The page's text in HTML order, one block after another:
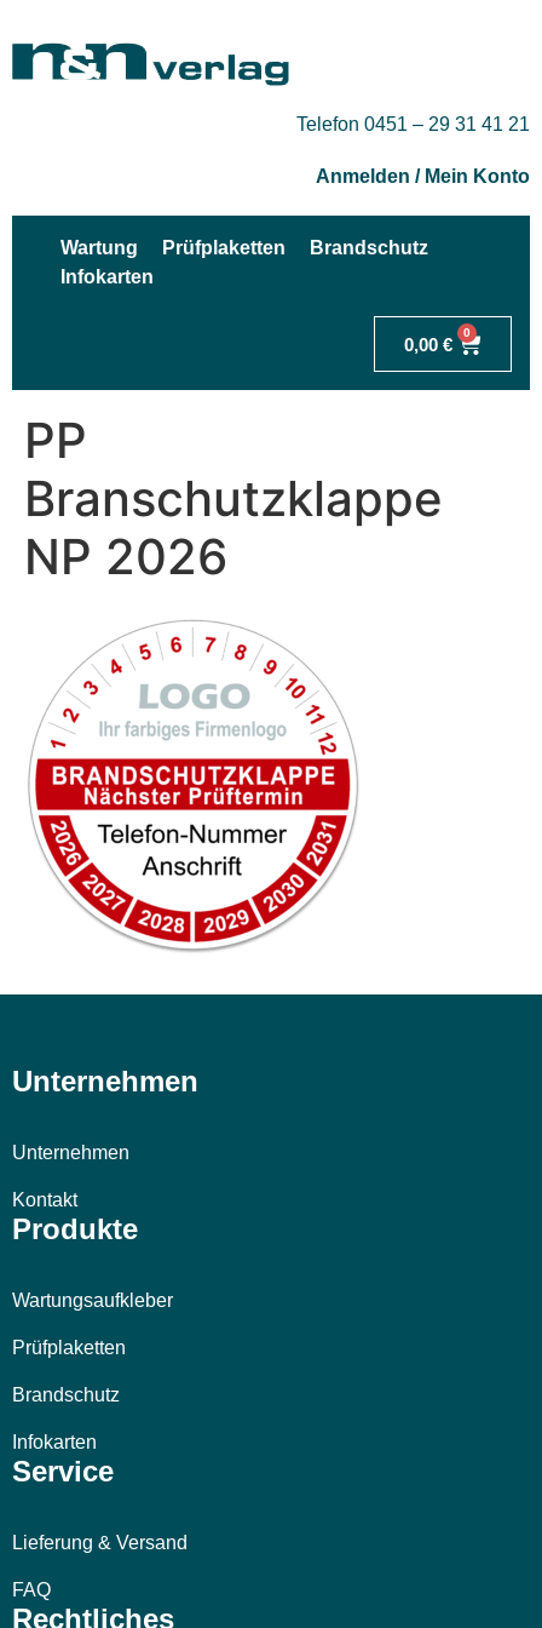
Telefon 0451 – 29 31 41 21
Anmelden / Mein Konto
Wartung Prüfplaketten
Brandschutz
Infokarten
0,00 €
0
PP
Branschutzklappe
NP 2026
Unternehmen
Unternehmen
Kontakt
Produkte
Wartungsaufkleber
Prüfplaketten
Brandschutz
Infokarten
Service
Lieferung & Versand
FAQ
Rechtliches